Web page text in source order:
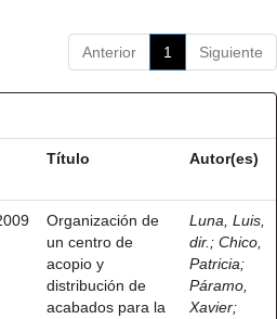
Anterior 1 Siguiente
Título Autor(es)
Organización de
un centro de
acopio y
distribución de
acabados para la
Luna, Luis,
dir. ; Chico,
Patricia;
Páramo,
Xavier;